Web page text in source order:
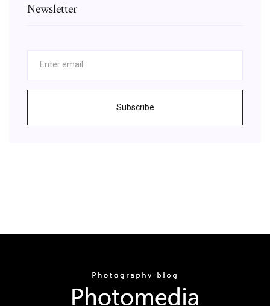
Newsletter
Subscribe